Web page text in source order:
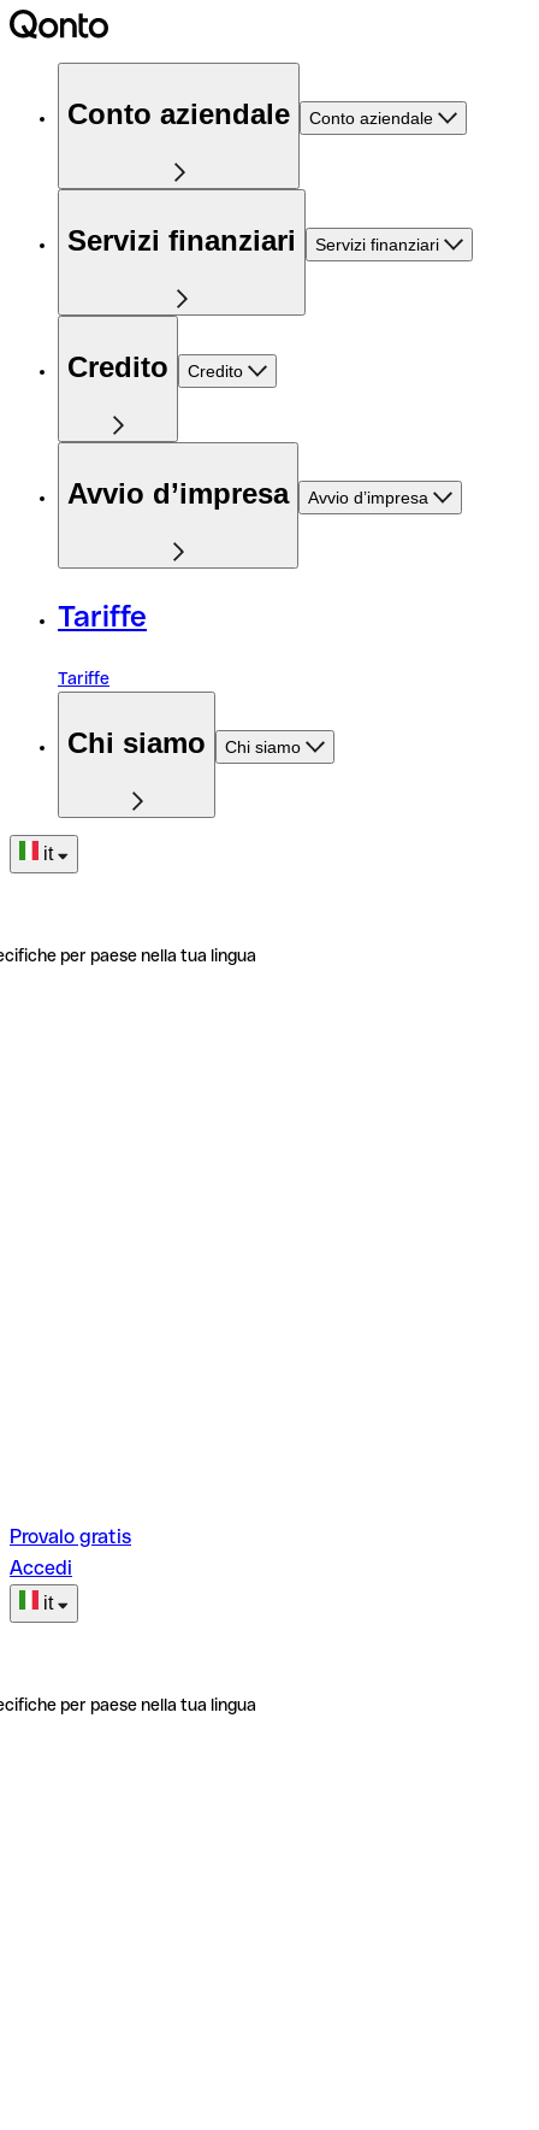
Conto aziendale Conto aziendale
Servizi finanziari Servizi finanziari
Credito Credito
Avvio d’impresa Avvio d’impresa
Tariffe
Tariffe
Chi siamo Chi siamo
it
per paese nella tua lingua
Provalo gratis
Accedi
it
per paese nella tua lingua